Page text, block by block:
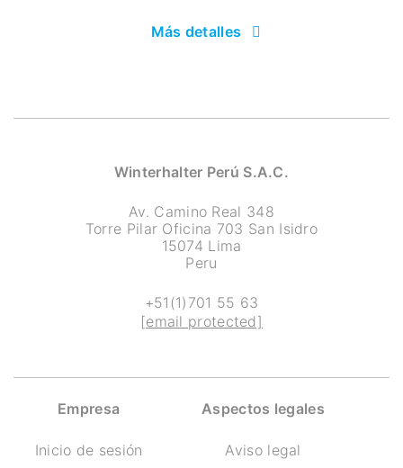
Más detalles
Winterhalter Perú S.A.C.
Av. Camino Real 348
Torre Pilar Oficina 703 San Isidro
15074 Lima
Peru
+51(1)701 55 63
[email protected]
Empresa
Inicio de sesión
Aspectos legales
Aviso legal